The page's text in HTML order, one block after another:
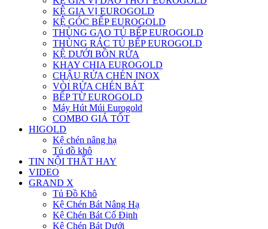
KỆ GIA VỊ EUROGOLD
KỆ GÓC BẾP EUROGOLD
THÙNG GẠO TỦ BẾP EUROGOLD
THÙNG RÁC TỦ BẾP EUROGOLD
KỆ DƯỚI BỒN RỬA
KHAY CHIA EUROGOLD
CHẬU RỬA CHÉN INOX
VÒI RỬA CHÉN BÁT
BẾP TỪ EUROGOLD
Máy Hút Múi Eurogold
COMBO GIÁ TỐT
HIGOLD
Kệ chén nâng hạ
Tủ đồ khô
TIN NỘI THẤT HAY
VIDEO
GRAND X
Tủ Đồ Khô
Kệ Chén Bát Nâng Hạ
Kệ Chén Bát Cố Định
Kệ Chén Bát Dưới